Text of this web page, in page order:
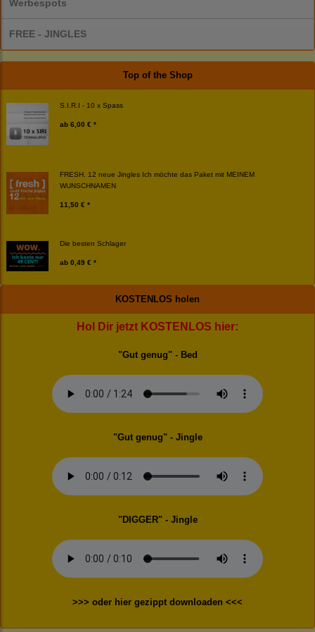
Werbespots
FREE - JINGLES
Top of the Shop
S.I.R.I - 10 x Spass
ab 6,00 € *
FRESH. 12 neue Jingles Ich möchte das Paket mit MEINEM
WUNSCHNAMEN
11,50 € *
Die besten Schlager
ab 0,49 € *
KOSTENLOS holen
Hol Dir jetzt KOSTENLOS hier:
"Gut genug" - Bed
"Gut genug" - Jingle
"DIGGER" - Jingle
>>> oder hier gezippt downloaden <<<